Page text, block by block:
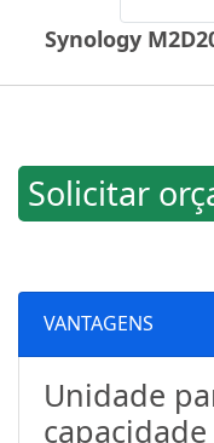
Synology
Solicitar
VANTAGENS
Unidade
capacidade